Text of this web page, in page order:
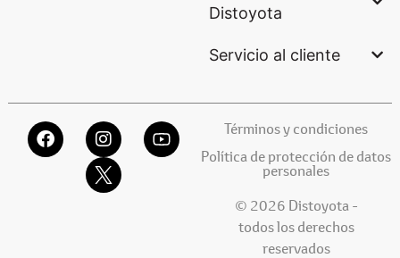
Distoyota
Servicio al cliente
Términos y condiciones
Política de protección de datos
personales
© 2026 Distoyota -
todos los derechos
reservados